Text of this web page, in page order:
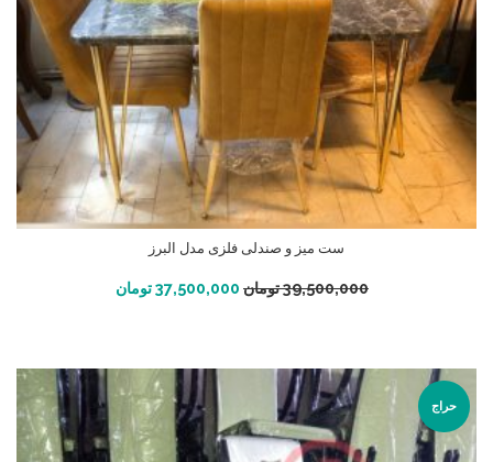
ست میز و صندلی فلزی مدل البرز
39,500,000تومان 37,500,000تومان افزودن به سبد خرید
حراج